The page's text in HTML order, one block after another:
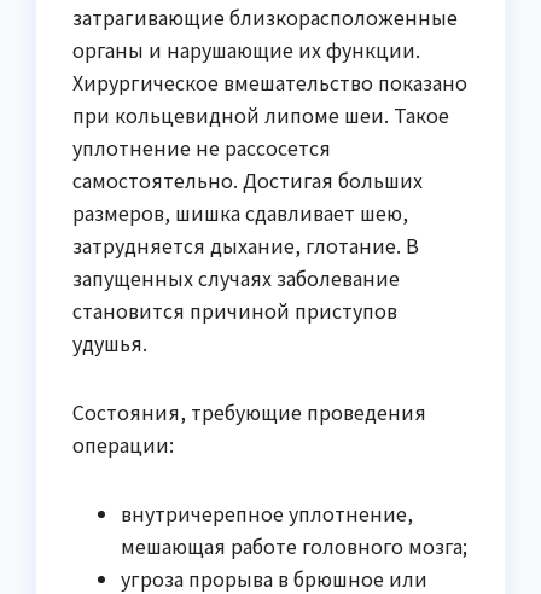
затрагивающие близкорасположенные
органы и нарушающие их функции.
Хирургическое вмешательство показано
при кольцевидной липоме шеи. Такое
уплотнение не рассосется
самостоятельно. Достигая больших
размеров, шишка сдавливает шею,
затрудняется дыхание, глотание. В
запущенных случаях заболевание
становится причиной приступов
удушья.
Состояния, требующие проведения
операции:
внутричерепное уплотнение,
мешающая работе головного мозга;
угроза прорыва в брюшное или